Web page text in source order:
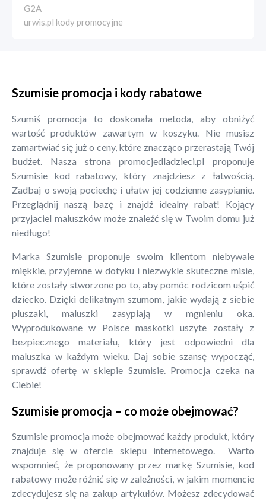
G2A
urwis.pl kody promocyjne
Szumisie promocja i kody rabatowe
Szumiś promocja to doskonała metoda, aby obniżyć
wartość produktów zawartym w koszyku. Nie musisz
zamartwiać się już o ceny, które znacząco przerastają Twój
budżet. Nasza strona promocjedladzieci.pl proponuje
Szumisie kod rabatowy, który znajdziesz z łatwością.
Zadbaj o swoją pociechę i ułatw jej codzienne zasypianie.
Przeglądnij naszą bazę i znajdź idealny rabat! Kojący
przyjaciel maluszków może znaleźć się w Twoim domu już
niedługo!
Marka Szumisie proponuje swoim klientom niebywale
miękkie, przyjemne w dotyku i niezwykle skuteczne misie,
które zostały stworzone po to, aby pomóc rodzicom uśpić
dziecko. Dzięki delikatnym szumom, jakie wydają z siebie
pluszaki, maluszki zasypiają w mgnieniu oka.
Wyprodukowane w Polsce maskotki uszyte zostały z
bezpiecznego materiału, który jest odpowiedni dla
maluszka w każdym wieku. Daj sobie szansę wypocząć,
sprawdź ofertę w sklepie Szumisie. Promocja czeka na
Ciebie!
Szumisie promocja – co może obejmować?
Szumisie promocja może obejmować każdy produkt, który
znajduje się w ofercie sklepu internetowego. Warto
wspomnieć, że proponowany przez markę Szumisie, kod
rabatowy może różnić się w zależności, w jakim momencie
zdecydujesz się na zakup artykułów. Możesz zdecydować